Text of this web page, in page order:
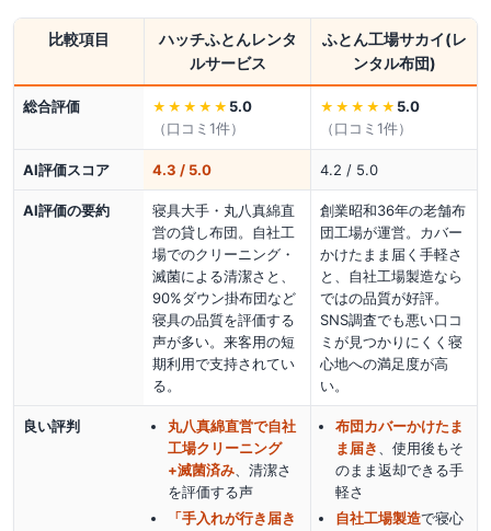
比較項目
ハッチふとんレンタ
ルサービス
ふとん工場サカイ(レ
ンタル布団)
総合評価 ★★★★★ 5.0
（口コミ 1件）
★★★★★ 5.0
（口コミ 1件）
AI評価スコア 4.3 / 5.0 4.2 / 5.0
AI評価の要約
寝具大手・丸八真綿直
営の貸し布団。自社工
場でのクリーニング・
滅菌による清潔さと、
90%ダウン掛布団など
寝具の品質を評価する
声が多い。来客用の短
期利用で支持されてい
る。
創業昭和36年の老舗布
団工場が運営。カバー
かけたまま届く手軽さ
と、自社工場製造なら
ではの品質が好評。
SNS調査でも悪い口コ
ミが見つかりにくく寝
心地への満足度が高
い。
良い評判
丸八真綿直営で自社
工場クリーニング
+滅菌済み 、清潔さ
を評価する声
「手入れが行き届き
布団カバーかけたま
ま届き
、使用後もそ
のまま返却できる手
軽さ
自社工場製造で寝心